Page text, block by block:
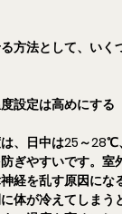
方法として、いく
設定は高めにする
は、日中は25～
ぎやすいです。室
経を乱す原因にな
体が冷えてしまう